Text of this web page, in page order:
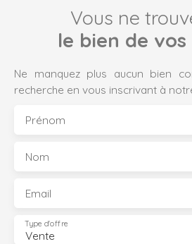
Vous ne
le bien de vos
Ne manquez plus aucun bien
recherche en vous inscrivant à
Prénom
Nom
Email
Vente
Type d'offre